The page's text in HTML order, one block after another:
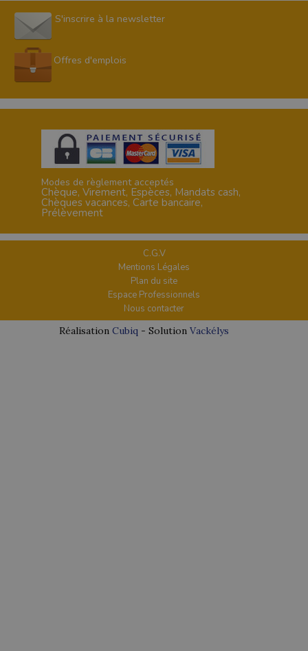
S'inscrire à la newsletter
Offres d'emplois
Modes de règlement acceptés
Chèque, Virement, Espèces, Mandats cash,
Chèques vacances, Carte bancaire,
Prélèvement
C.G.V
Mentions Légales
Plan du site
Espace Professionnels
Nous contacter
Réalisation Cubiq - Solution Vackélys